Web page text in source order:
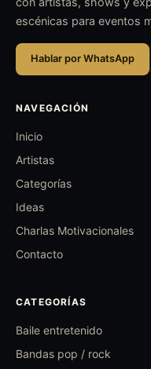
escénicas para eventos
Hablar por WhatsApp
NAVEGACIÓN
Inicio
Artistas
Categorías
Ideas
Charlas Motivacionales
Contacto
CATEGORÍAS
Baile entretenido
Bandas pop / rock